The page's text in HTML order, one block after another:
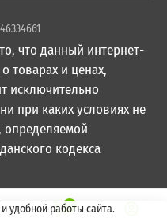
что данный интернет-
товарах и ценах,
исключительно
при каких условиях не
определяемой
кодекса
удобной работы сайта.
0